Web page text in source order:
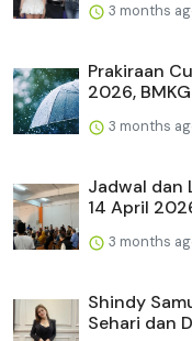
3 months
Prakiraan
2026,
3 months
Jadwal dan
14 April
3 months
Shindy
Sehari dan